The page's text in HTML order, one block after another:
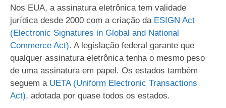
Nos EUA, a assinatura eletrônica tem validade
jurídica desde 2000 com a criação da ESIGN Act
(Electronic Signatures in Global and National
Commerce Act). A legislação federal garante que
qualquer assinatura eletrônica tenha o mesmo peso
de uma assinatura em papel. Os estados também
seguem a UETA (Uniform Electronic Transactions
Act), adotada por quase todos os estados.